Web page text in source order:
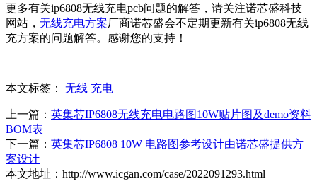
更多有关ip6808无线充电pcb问题的解答，请关注诺芯盛科技
网站， 无线充电方案厂商诺芯盛会不定期更新有关ip6808无线
充方案的问题解答。感谢您的支持！
本文标签： 无线 充电
上一篇： 英集芯IP6808无线充电电路图10W贴片图及demo资料
BOM表
下一篇： 英集芯IP6808 10W 电路图参考设计由诺芯盛提供方
案设计
本文地址：http://www.icgan.com/case/2022091293.html